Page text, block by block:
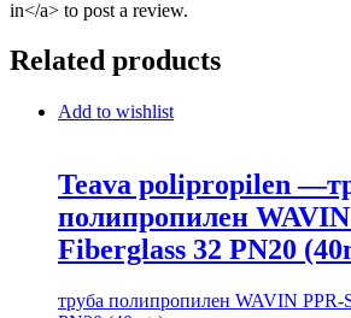
in</a> to post a review.
Related products
Add to wishlist
Teava polipropilen
полипропилен
Fiberglass 32 PN20
труба полипропилен WAVIN PPR-